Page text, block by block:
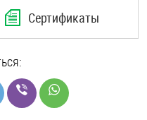
Сертификаты